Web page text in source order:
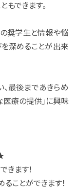
もできます。
奨学生と情報や悩
深めることが出来
最後まであきらめ
医療の提供」に興味
きます！
ことができます！